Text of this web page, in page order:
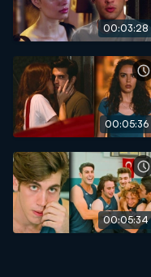
00:03:28
00:05:36
00:05:34